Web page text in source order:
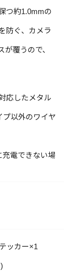
つ約1.0mmの
防ぐ、カメラ
が覆うので、
応したメタル
プ以外のワイヤ
充電できない場
ッカー×1